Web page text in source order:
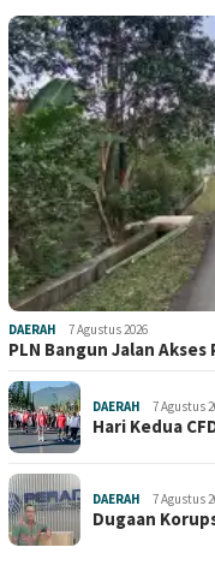
DAERAH 7 Agustus 2026
PLN Bangun Jalan
DAERAH 7 Agustus
Hari Kedua
DAERAH 7 Agustus
Dugaan